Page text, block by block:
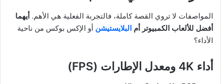
المواصفات لا تروي القصة كاملة، فالتجربة الفعلية هي الأهم. أيهما
أفضل للألعاب الكمبيوتر أم البلايستيشن أو الإكس بوكس من ناحية
الأداء؟
أداء 4K ومعدل الإطارات (FPS)